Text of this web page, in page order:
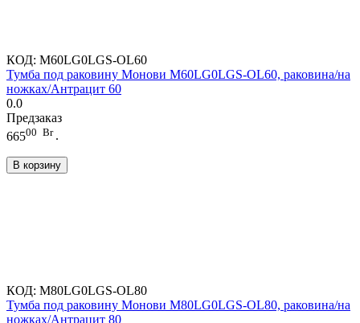
КОД: M60LG0LGS-OL60
Тумба под раковину Монови M60LG0LGS-OL60, раковина/на
ножках/Антрацит 60
0.0
Предзаказ
66500 Br .
В корзину
КОД: M80LG0LGS-OL80
Тумба под раковину Монови M80LG0LGS-OL80, раковина/на
ножках/Антрацит 80